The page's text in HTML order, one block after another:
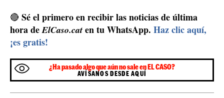
🔴 Sé el primero en recibir las noticias de última
hora deElCaso.cat en tu WhatsApp. Haz clic aquí,
¡es gratis!
¿Ha pasado algo que aún no sale en EL CASO?
AVÍSANOS DESDE AQUÍ